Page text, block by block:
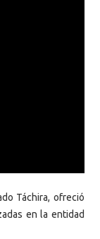
Táchira, ofreció
en la entidad